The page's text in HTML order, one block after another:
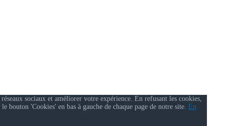
sociaux et améliorer votre expérience. En refusant les cookies,
bouton 'Cookies' en bas à gauche de chaque page de notre site. En